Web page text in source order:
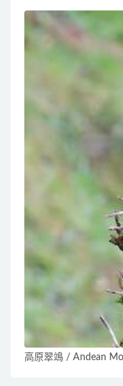
高原翠鴗 / Andean